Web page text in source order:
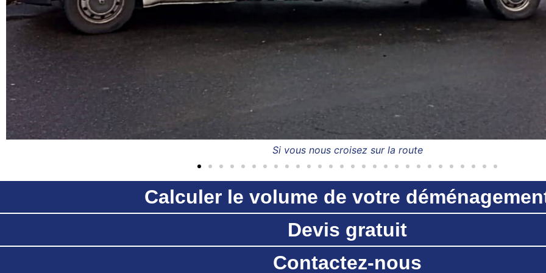
Si vous nous croisez sur la route
Calculer le volume de votre
Devis gratuit
Contactez-nous